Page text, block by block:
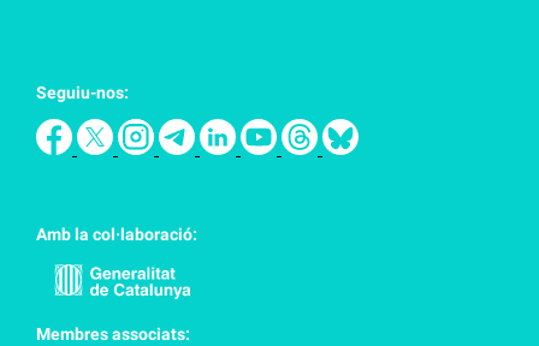
Seguiu-nos:
Amb la col·laboració:
Membres associats: